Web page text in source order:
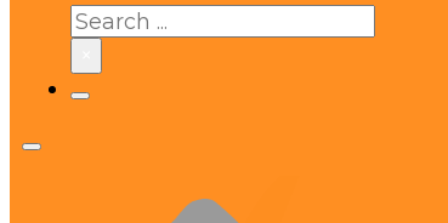
Search